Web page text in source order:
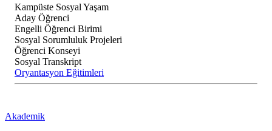
Kampüste Sosyal Yaşam
Aday Öğrenci
Engelli Öğrenci Birimi
Sosyal Sorumluluk Projeleri
Öğrenci Konseyi
Sosyal Transkript
Oryantasyon Eğitimleri
Akademik